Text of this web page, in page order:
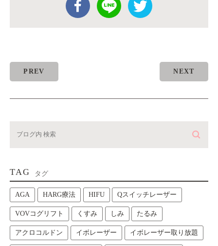
PREV NEXT
TAG タグ
AGA HARG療法 HIFU Qスイッチレーザー
VOVコグリフト くすみ しみ たるみ
アクロコルドン イボレーザー イボレーザー取り放題